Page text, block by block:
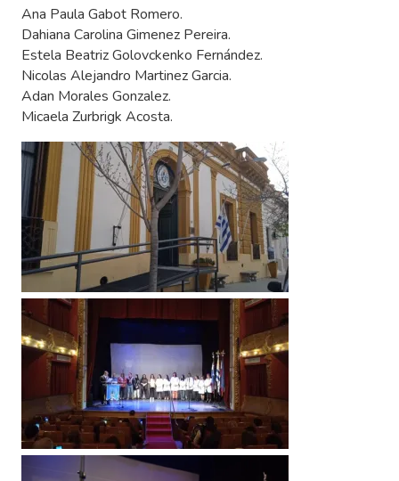
Ana Paula Gabot Romero.
Dahiana Carolina Gimenez Pereira.
Estela Beatriz Golovckenko Fernández.
Nicolas Alejandro Martinez Garcia.
Adan Morales Gonzalez.
Micaela Zurbrigk Acosta.